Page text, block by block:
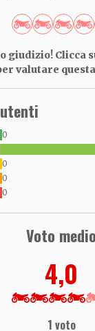
giudizio! Clicca
valutare
0
0
0
0
Voto medio
4,0
1 voto